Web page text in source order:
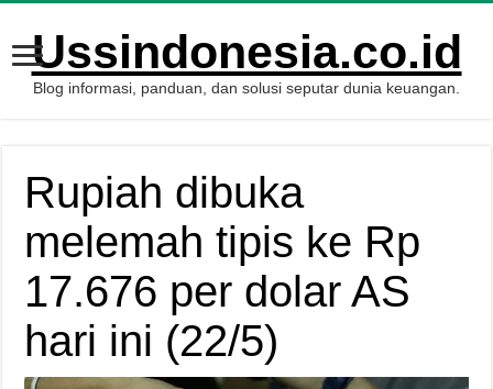
Ussindonesia.co.id
Blog informasi, panduan, dan solusi seputar dunia keuangan.
Rupiah dibuka
melemah tipis ke Rp
17.676 per dolar AS
hari ini (22/5)